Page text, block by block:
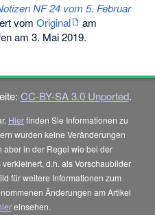
NF 24 vom 5. Februar
vomOriginal
am
am 3. Mai 2019.
CC-BY-SA 3.0 Unported.
Hierfinden Sie Informationen zu
wurden keine Veränderungen
aber in der Regel wie bei der
d.h. als Vorschaubilder
für weitere Informationen zum
Änderungen am Artikel
einsehen.